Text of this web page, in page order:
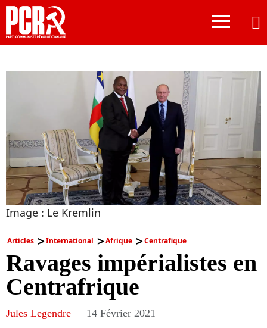
≡
Image : Le Kremlin
Articles International Afrique Centrafique
Ravages impérialistes en
Centrafrique
Jules Legendre 14 Février 2021